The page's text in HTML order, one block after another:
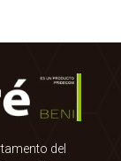
del